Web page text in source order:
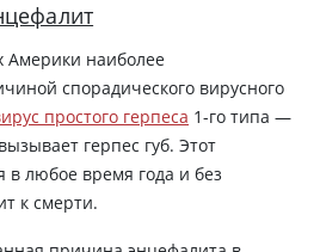
Америки наиболее
спорадического вирусного
простого герпеса 1-го типа —
герпес губ. Этот
в любое время года и без
к смерти.